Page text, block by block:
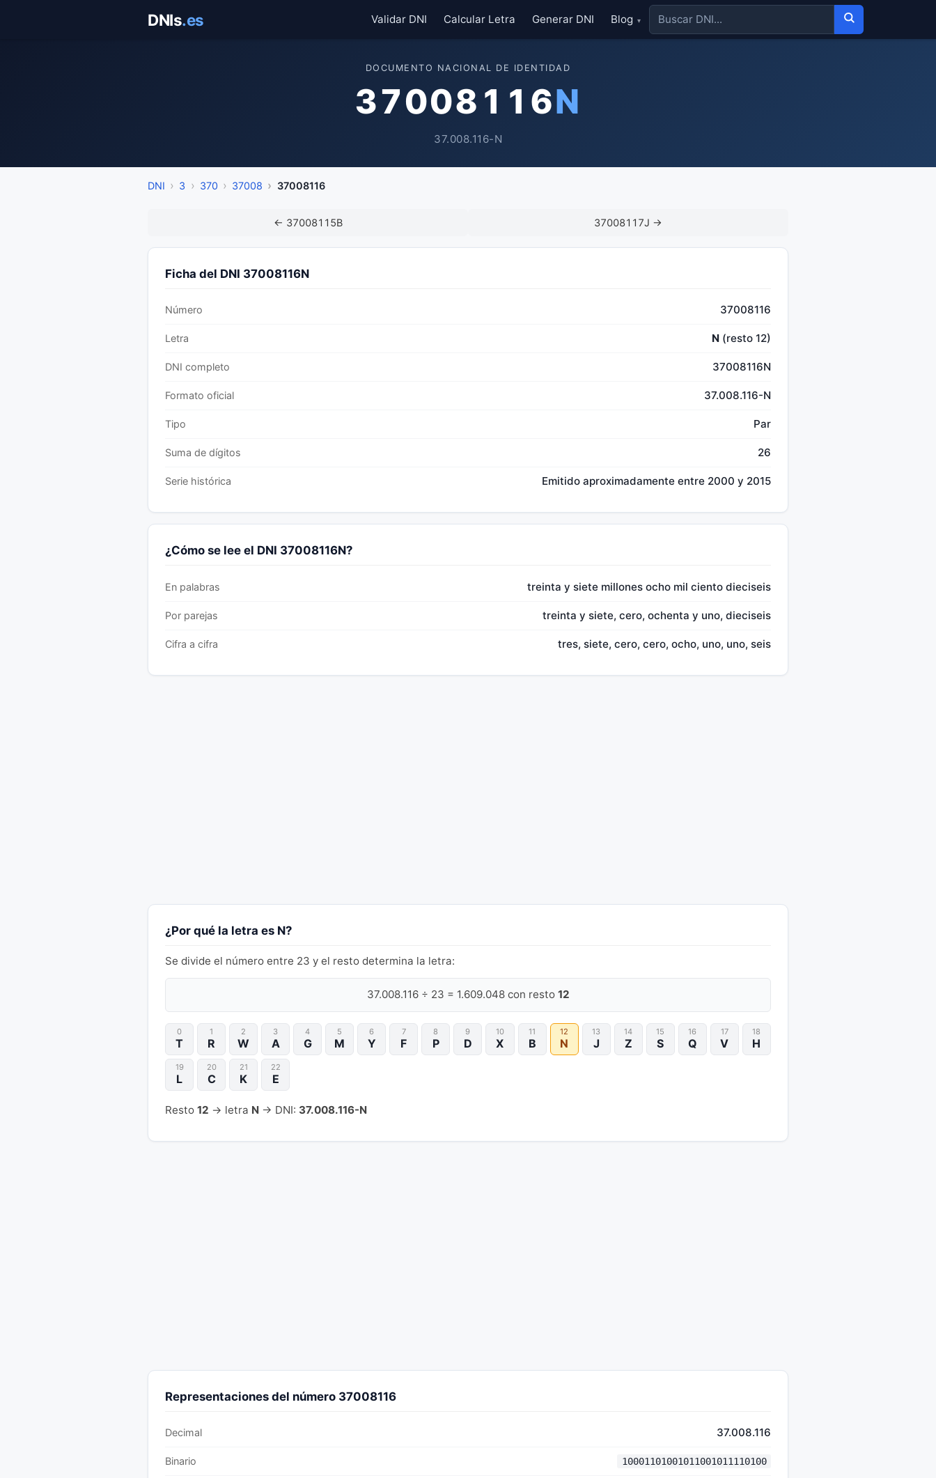
DNIs.es Validar DNI Calcular Letra Generar DNI Blog ▾
DOCUMENTO NACIONAL DE IDENTIDAD
37008116N
37.008.116-N
DNI 3 370 37008 37008116
← 37008115B 37008117J →
Ficha del DNI 37008116N
Número 37008116
Letra N (resto 12)
DNI completo 37008116N
Formato oficial 37.008.116-N
Tipo Par
Suma de dígitos 26
Serie histórica Emitido aproximadamente entre 2000 y 2015
¿Cómo se lee el DNI 37008116N?
En palabras treinta y siete millones ocho mil ciento dieciseis
Por parejas treinta y siete, cero, ochenta y uno, dieciseis
Cifra a cifra tres, siete, cero, cero, ocho, uno, uno, seis
¿Por qué la letra es N?
Se divide el número entre 23 y el resto determina la letra:
37.008.116 ÷ 23 = 1.609.048 con resto 12
0
T
1
R
2
W
3
A
4
G
5
M
6
Y
7
F
8
P
9
D
10
X
11
B
12
N
13
J
14
Z
15
S
16
Q
17
V
18
H
19
L
20
C
21
K
22
E
Resto 12 → letra N → DNI: 37.008.116-N
Representaciones del número 37008116
Decimal 37.008.116
Binario 10001101001011001011110100